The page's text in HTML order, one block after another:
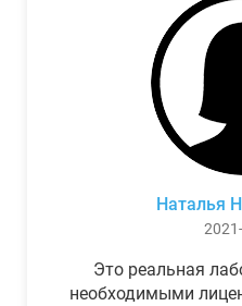
Наталья
Это реальная
необходимыми